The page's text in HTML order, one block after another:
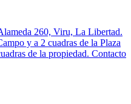
260, Viru, La Libertad.
y a 2 cuadras de la Plaza
de la propiedad. Contacto